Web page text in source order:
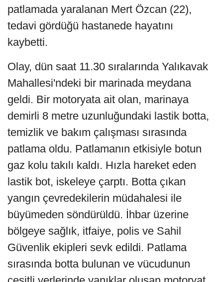
patlamada yaralanan Mert Özcan (22),
tedavi gördüğü hastanede hayatını
kaybetti.
Olay, dün saat 11.30 sıralarında Yalıkavak
Mahallesi'ndeki bir marinada meydana
geldi. Bir motoryata ait olan, marinaya
demirli 8 metre uzunluğundaki lastik botta,
temizlik ve bakım çalışması sırasında
patlama oldu. Patlamanın etkisiyle botun
gaz kolu takılı kaldı. Hızla hareket eden
lastik bot, iskeleye çarptı. Botta çıkan
yangın çevredekilerin müdahalesi ile
büyümeden söndürüldü. İhbar üzerine
bölgeye sağlık, itfaiye, polis ve Sahil
Güvenlik ekipleri sevk edildi. Patlama
sırasında botta bulunan ve vücudunun